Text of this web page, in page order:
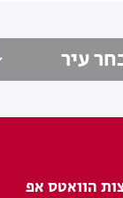
הוואטס אפ